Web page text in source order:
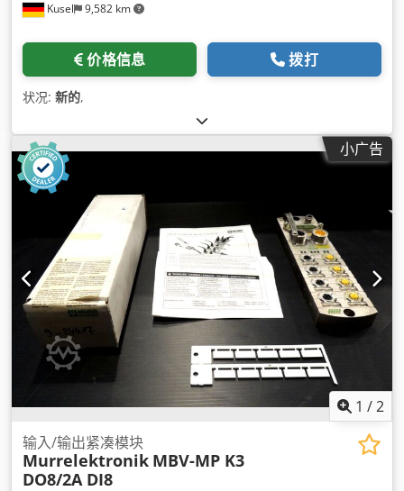
Kusel 9,582 km
价格信息 拨打
状况: 新的,
小广告
1 /2
输入/输出紧凑模块
Murrelektronik MBV-MP K3
DO8/2A DI8